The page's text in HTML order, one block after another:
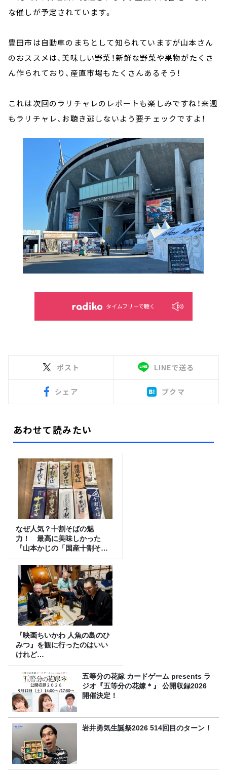
な催しが予定されています。
豊田市は自動車のまちとして知られていますが山本さん
のおススメは、美味しい野菜！新鮮な野菜や果物がたくさ
ん作られており、産直市場もたくさんあるそう！
これは次回のラリチャレのレポートも楽しみですね！来週
もラリチャレ、お聴き逃しないよう要チェックですよ！
タイムフリーで聴く
ポスト LINEで送る
シェア ブクマ
あわせて読みたい
なぜ人気？十割そばの魅
力！ 最高に美味しかった
『山本かじの「国産十割そ
ば」』とは？【十割そば10種
食べ比べ】
『映画ちいかわ 人魚の島のひ
みつ』を観に行ったのはいい
けれど…
五等分の花嫁 カードゲーム presents ラ
ジオ『五等分の花嫁＊』 公開収録2026
開催決定！
岩井勇気生誕祭2026 514回目のターン！